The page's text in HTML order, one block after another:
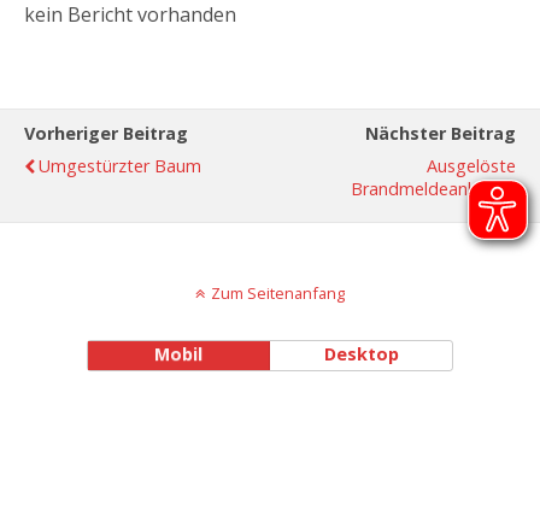
kein Bericht vorhanden
Vorheriger Beitrag
Umgestürzter Baum
Nächster Beitrag
Ausgelöste
Brandmeldeanlage
Zum Seitenanfang
Mobil Desktop